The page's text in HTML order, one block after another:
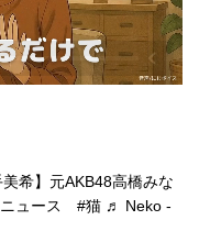
希】元AKB48高橋みな
ュース #猫 ♬ Neko -